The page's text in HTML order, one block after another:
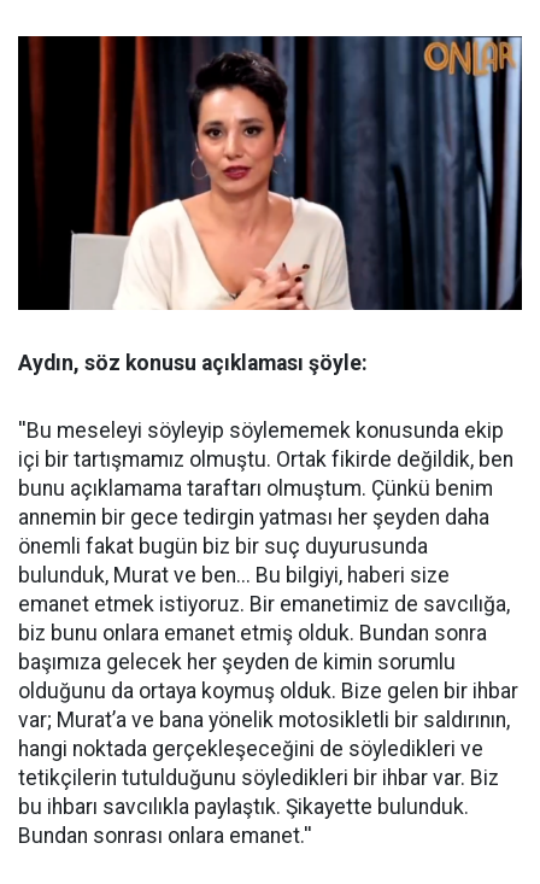
Aydın, söz konusu açıklaması şöyle:
''Bu meseleyi söyleyip söylememek konusunda ekip
içi bir tartışmamız olmuştu. Ortak fikirde değildik, ben
bunu açıklamama taraftarı olmuştum. Çünkü benim
annemin bir gece tedirgin yatması her şeyden daha
önemli fakat bugün biz bir suç duyurusunda
bulunduk, Murat ve ben... Bu bilgiyi, haberi size
emanet etmek istiyoruz. Bir emanetimiz de savcılığa,
biz bunu onlara emanet etmiş olduk. Bundan sonra
başımıza gelecek her şeyden de kimin sorumlu
olduğunu da ortaya koymuş olduk. Bize gelen bir ihbar
var; Murat’a ve bana yönelik motosikletli bir saldırının,
hangi noktada gerçekleşeceğini de söyledikleri ve
tetikçilerin tutulduğunu söyledikleri bir ihbar var. Biz
bu ihbarı savcılıkla paylaştık. Şikayette bulunduk.
Bundan sonrası onlara emanet.''